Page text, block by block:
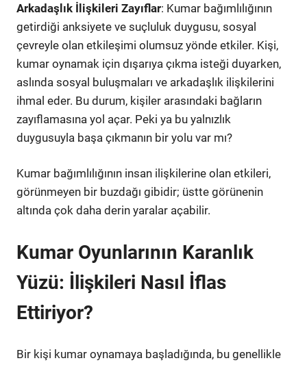
Arkadaşlık İlişkileri Zayıflar: Kumar bağımlılığının
getirdiği anksiyete ve suçluluk duygusu, sosyal
çevreyle olan etkileşimi olumsuz yönde etkiler. Kişi,
kumar oynamak için dışarıya çıkma isteği duyarken,
aslında sosyal buluşmaları ve arkadaşlık ilişkilerini
ihmal eder. Bu durum, kişiler arasındaki bağların
zayıflamasına yol açar. Peki ya bu yalnızlık
duygusuyla başa çıkmanın bir yolu var mı?
Kumar bağımlılığının insan ilişkilerine olan etkileri,
görünmeyen bir buzdağı gibidir; üstte görünenin
altında çok daha derin yaralar açabilir.
Kumar Oyunlarının Karanlık
Yüzü: İlişkileri Nasıl İflas
Ettiriyor?
Bir kişi kumar oynamaya başladığında, bu genellikle